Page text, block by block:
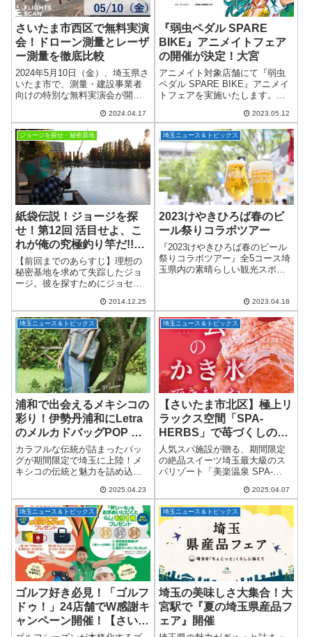
さいたま市西区で無料実演
会！ドローン測量とレーザ
ー測量を徹底比較
2024年5月10日（金）、埼玉県さ
いたま市で、測量・建設事業者
向けの特別な無料実演会が開催
した「写真測量」と「レーザー
測量」の違いを1日で学べるこの
イベントは、株式会社FLIGHTS
と埼...
2024.04.17
『弱虫ペダル SPARE
BIKE』アニメイトフェア
の開催が決定！大宮
アニメイト対象店舗にて『弱虫
ペダル SPARE BIKE』アニメイ
トフェアを実施いたします。
ト対象店舗にて『弱虫ペダル
SPARE BIKE』アニメイトフェ
アの実施が決定いたしま...
2023.05.12
ジョージを探せ・秘密基地
紙袋伝説！ジョージを探
せ！第12回 活目せよ、こ
れが俺の究極釣り竿だ!!別
所沼公園
【前回までのあらすじ】理想の
秘密基地を求めて失踪したジョ
ージ。彼を探すためにジョセ
「埼玉県内の面白いこと」を探
す旅を始めた。旅の途中で、ガ
リガリくんの当たりを交換して
もらうため走り出した...
2014.12.25
埼玉ニュース＆トピックス
2023けやきひろば春のビ
ール祭りコラボツアー
『2023けやきひろば春のビール
祭りコラボツアー』全5コース埼
玉県内の素晴らしい観光スポッ
ご案内します！4年ぶりに開催さ
れる屋外のビール祭り会場で
は、3時間利用...
2023.04.18
埼玉ニュース＆トピックス
浦和で出会えるメキシコの
彩り！伊勢丹浦和にLetra
のメルカドバッグPOP UP
SHOP登場
カラフルな伝統が詰まったバッ
グが期間限定で埼玉に上陸！メ
キシコの伝統と魅力を詰め込ん
ラ）」が、関東・関西3会場で同
時にPOP UP SHOPを開催しま
す！そのひとつとして、埼玉県
さいた...
2025.04.23
埼玉ニュース＆トピックス
【さいたま市北区】極上リ
ラックス空間「SPA-
HERBS」で苺づくしのご
褒美かき氷を堪能しよう！
人気スパ施設が贈る、期間限定
の絶品スイーツ埼玉最大級のス
パリゾート「美楽温泉 SPA-
毎年大好評のオリジナルかき氷
シリーズ第4弾として、春にぴっ
たりの「いちごのかき氷」を期
間限定で提供...
2025.04.07
埼玉ニュース＆トピックス
ゴルフ好き必見！「ゴルフ
ドゥ！」24店舗でW感謝キ
ャンペーン開催！【さいた
ま市・川越市・草加市・深
埼玉ニュース＆トピックス
埼玉の美味しさ大集合！大
宮駅で『夏の埼玉県産品フ
ェア』開催